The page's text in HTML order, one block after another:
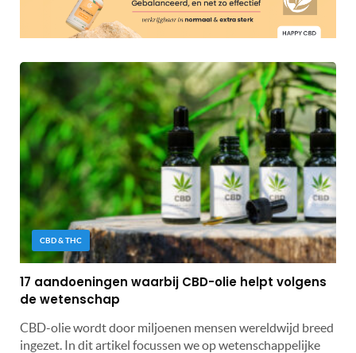
CBD & THC
17 aandoeningen waarbij CBD-olie helpt volgens
de wetenschap
CBD-olie wordt door miljoenen mensen wereldwijd breed
ingezet. In dit artikel focussen we op wetenschappelijke